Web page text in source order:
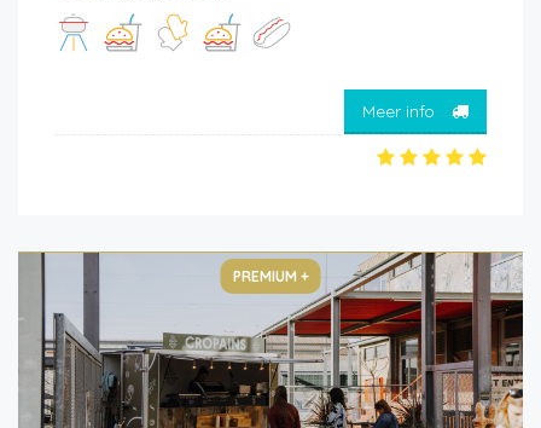
Meer info
PREMIUM +